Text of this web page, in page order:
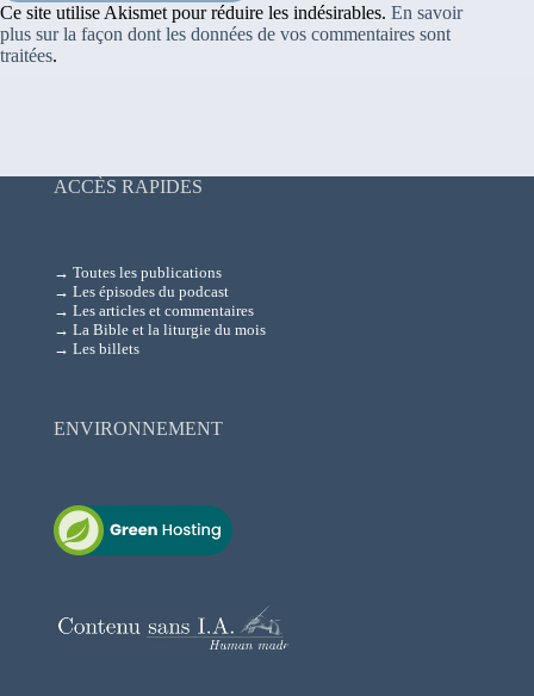
Ce site utilise Akismet pour réduire les indésirables. En savoir
plus sur la façon dont les données de vos commentaires sont
traitées.
ACCÈS RAPIDES
→ Toutes les publications
→ Les épisodes du podcast
→ Les articles et commentaires
→ La Bible et la liturgie du mois
→ Les billets
ENVIRONNEMENT